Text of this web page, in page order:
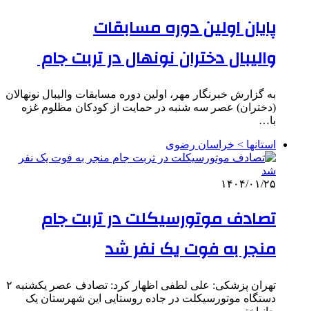
پایان اولین دوره مسابقات
والیبال دختران نونهال در تربت جام
به گزارش خبرنگار مهر، اولین دوره مسابقات والیبال نونهالان
(دختران) عصر سه شنبه در حمایت از کودکان مظلوم غزه
با…
استانها > خراسان رضوی
۱۴۰۴/۰۱/۲۵
تصادف موتورسیکلت در تربت جام
منجر به فوت یک نفر شد
تهران پزشکی: علی لطفی اظهار کرد: تصادف عصر یکشنبه ۲
دستگاه موتورسیکلت در جاده روستایی این شهرستان یک